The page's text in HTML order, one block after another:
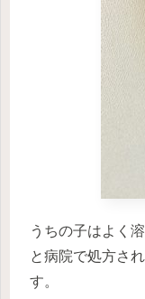
うちの子はよく
と病院で処方さ
す。